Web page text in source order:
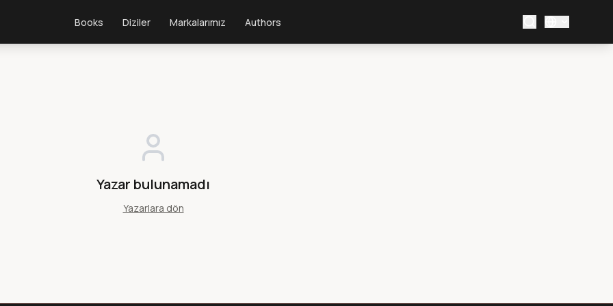
Books Diziler Markalarımız Authors
Yazar bulunamadı
Yazarlara dön